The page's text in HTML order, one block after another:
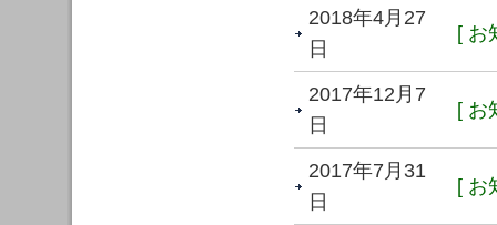
2018年4月27
日
[ お
2017年12月7
日
[ お
2017年7月31
日
[ お